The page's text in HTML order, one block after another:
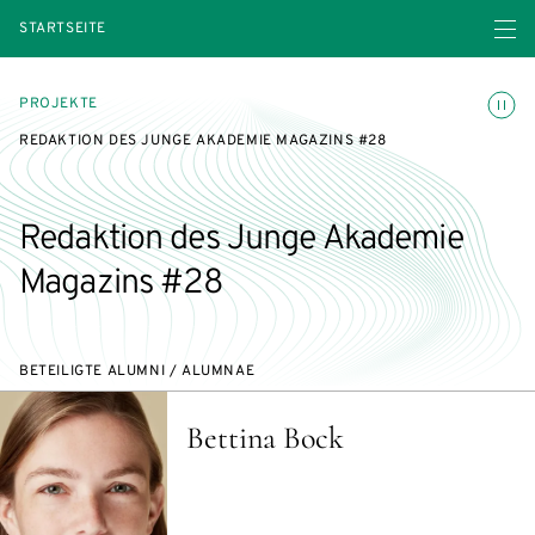
STARTSEITE Menü
PROJEKTE
REDAKTION DES JUNGE AKADEMIE MAGAZINS #28
Redaktion des Junge Akademie
Magazins #28
BETEILIGTE ALUMNI / ALUMNAE
Bettina Bock